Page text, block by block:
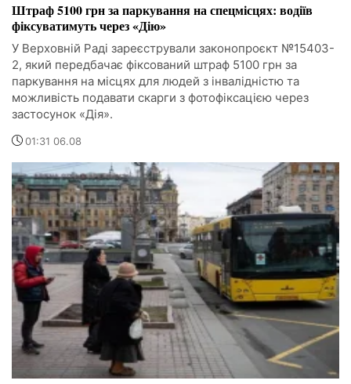
Штраф 5100 грн за паркування на спецмісцях: водіїв
фіксуватимуть через «Дію»
У Верховній Раді зареєстрували законопроєкт №15403-
2, який передбачає фіксований штраф 5100 грн за
паркування на місцях для людей з інвалідністю та
можливість подавати скарги з фотофіксацією через
застосунок «Дія».
01:31 06.08